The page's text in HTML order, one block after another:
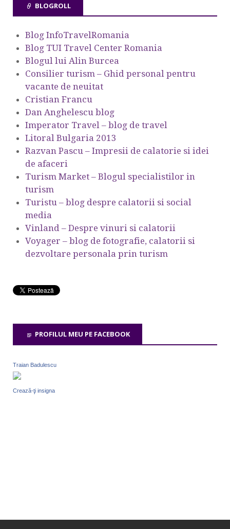
BLOGROLL
Blog InfoTravelRomania
Blog TUI Travel Center Romania
Blogul lui Alin Burcea
Consilier turism – Ghid personal pentru
vacante de neuitat
Cristian Francu
Dan Anghelescu blog
Imperator Travel – blog de travel
Litoral Bulgaria 2013
Razvan Pascu – Impresii de calatorie si idei
de afaceri
Turism Market – Blogul specialistilor in
turism
Turistu – blog despre calatorii si social
media
Vinland – Despre vinuri si calatorii
Voyager – blog de fotografie, calatorii si
dezvoltare personala prin turism
PROFILUL MEU PE FACEBOOK
Traian Badulescu
Crează-ţi insigna